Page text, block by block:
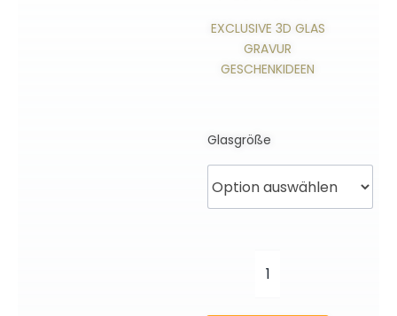
EXCLUSIVE 3D GLAS
GRAVUR
GESCHENKIDEEN
Glasgröße
T.